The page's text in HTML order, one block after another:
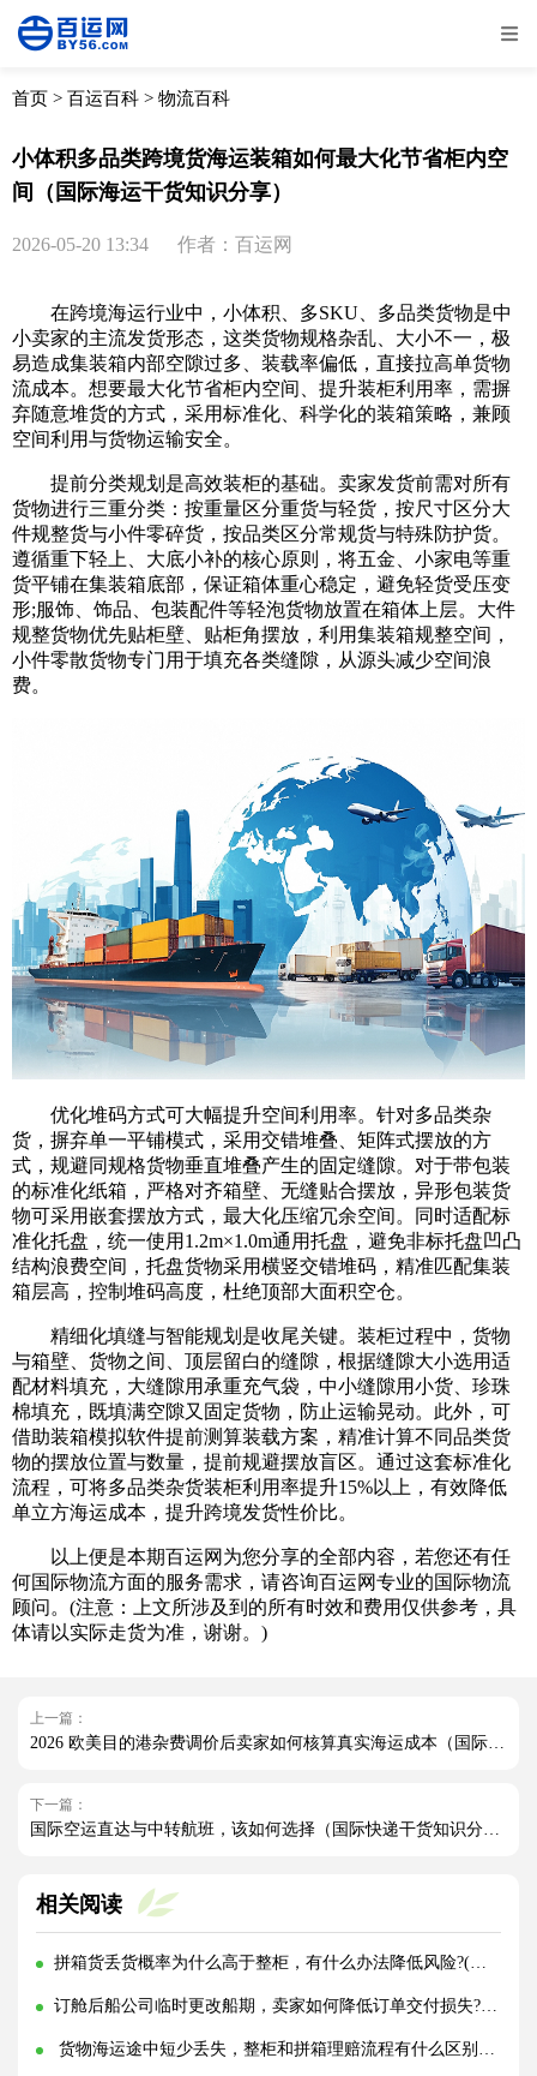
全部 物流资讯
取消
首页 > 百运百科 > 物流百科
小体积多品类跨境货海运装箱如何最大化节省柜内空
间（国际海运干货知识分享）
2026-05-20 13:34 作者：百运网
在跨境海运行业中，小体积、多SKU、多品类货物是中
小卖家的主流发货形态，这类货物规格杂乱、大小不一，极
易造成集装箱内部空隙过多、装载率偏低，直接拉高单货物
流成本。想要最大化节省柜内空间、提升装柜利用率，需摒
弃随意堆货的方式，采用标准化、科学化的装箱策略，兼顾
空间利用与货物运输安全。
提前分类规划是高效装柜的基础。卖家发货前需对所有
货物进行三重分类：按重量区分重货与轻货，按尺寸区分大
件规整货与小件零碎货，按品类区分常规货与特殊防护货。
遵循重下轻上、大底小补的核心原则，将五金、小家电等重
货平铺在集装箱底部，保证箱体重心稳定，避免轻货受压变
形;服饰、饰品、包装配件等轻泡货物放置在箱体上层。大件
规整货物优先贴柜壁、贴柜角摆放，利用集装箱规整空间，
小件零散货物专门用于填充各类缝隙，从源头减少空间浪
费。
优化堆码方式可大幅提升空间利用率。针对多品类杂
货，摒弃单一平铺模式，采用交错堆叠、矩阵式摆放的方
式，规避同规格货物垂直堆叠产生的固定缝隙。对于带包装
的标准化纸箱，严格对齐箱壁、无缝贴合摆放，异形包装货
物可采用嵌套摆放方式，最大化压缩冗余空间。同时适配标
准化托盘，统一使用1.2m×1.0m通用托盘，避免非标托盘凹凸
结构浪费空间，托盘货物采用横竖交错堆码，精准匹配集装
箱层高，控制堆码高度，杜绝顶部大面积空仓。
精细化填缝与智能规划是收尾关键。装柜过程中，货物
与箱壁、货物之间、顶层留白的缝隙，根据缝隙大小选用适
配材料填充，大缝隙用承重充气袋，中小缝隙用小货、珍珠
棉填充，既填满空隙又固定货物，防止运输晃动。此外，可
借助装箱模拟软件提前测算装载方案，精准计算不同品类货
物的摆放位置与数量，提前规避摆放盲区。通过这套标准化
流程，可将多品类杂货装柜利用率提升15%以上，有效降低
单立方海运成本，提升跨境发货性价比。
以上便是本期百运网为您分享的全部内容，若您还有任
何国际物流方面的服务需求，请咨询百运网专业的国际物流
顾问。(注意：上文所涉及到的所有时效和费用仅供参考，具
体请以实际走货为准，谢谢。)
上一篇：
2026 欧美目的港杂费调价后卖家如何核算真实海运成本（国际海运干货知识分享）
下一篇：
国际空运直达与中转航班，该如何选择（国际快递干货知识分享）
相关阅读
拼箱货丢货概率为什么高于整柜，有什么办法降低风险?(国际海运干货知识分享)
订舱后船公司临时更改船期，卖家如何降低订单交付损失?(国际海运干货知识分享)
货物海运途中短少丢失，整柜和拼箱理赔流程有什么区别?(国际海运干货知识分享)